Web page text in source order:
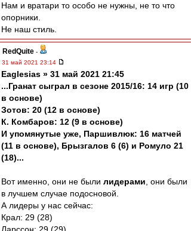
Нам и вратари то особо не нужны, не то что
опорники.
Не наш стиль.
RedQuite -
31 май 2021 23:14
Eaglesias » 31 май 2021 21:45
...Гранат сыграл в сезоне 2015/16: 14 игр (10
в основе)
Зотов: 20 (12 в основе)
К. Комбаров: 12 (9 в основе)
И упомянутые уже, Паршивлюк: 16 матчей
(11 в основе), Брызгалов 6 (6) и Ромуло 21
(18)...
Вот именно, они не были лидерами , они были
в лучшем случае подосновой.
А лидеры у нас сейчас:
Крал: 29 (28)